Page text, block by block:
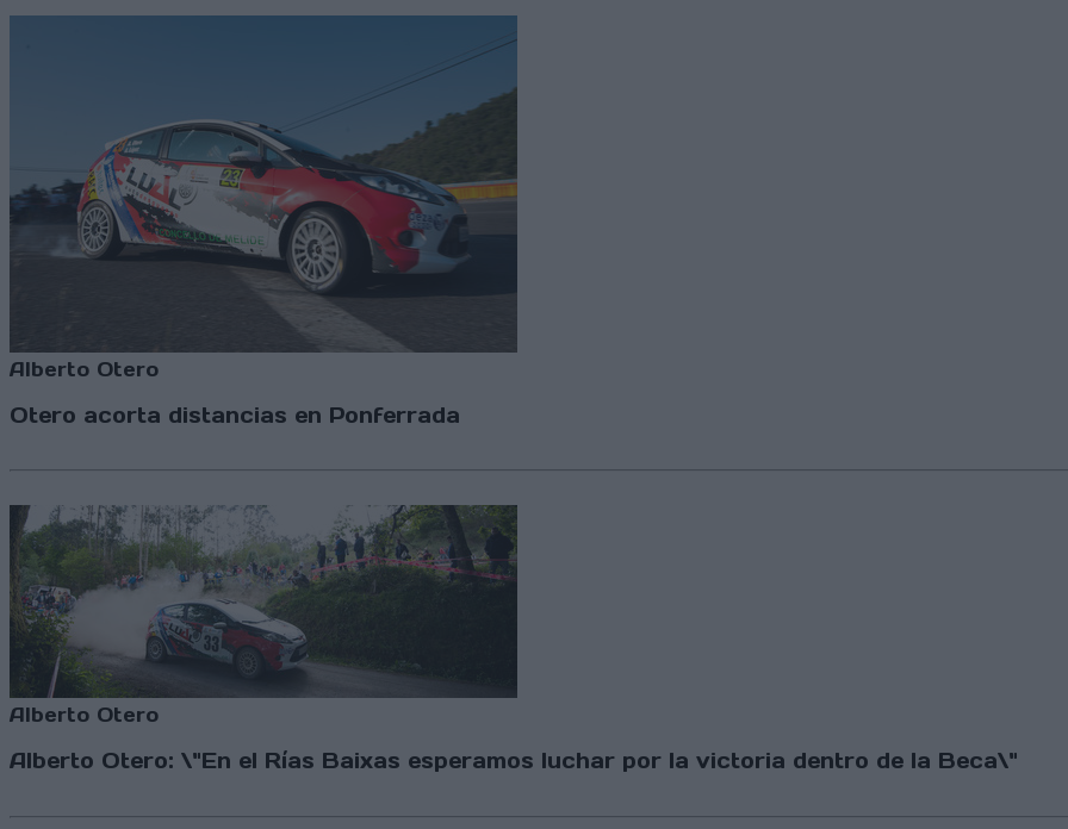
Alberto Otero
Otero acorta distancias en Ponferrada
Alberto Otero
Alberto Otero: \"En el Rías Baixas esperamos luchar por la victoria dentro de la Beca\"